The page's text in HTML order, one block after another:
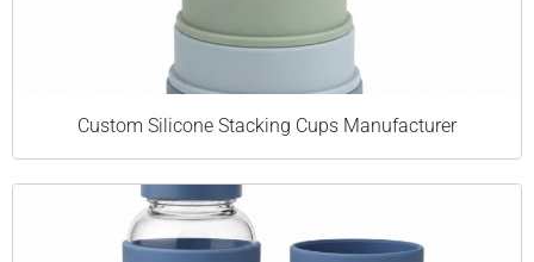
Custom Silicone Stacking Cups Manufacturer